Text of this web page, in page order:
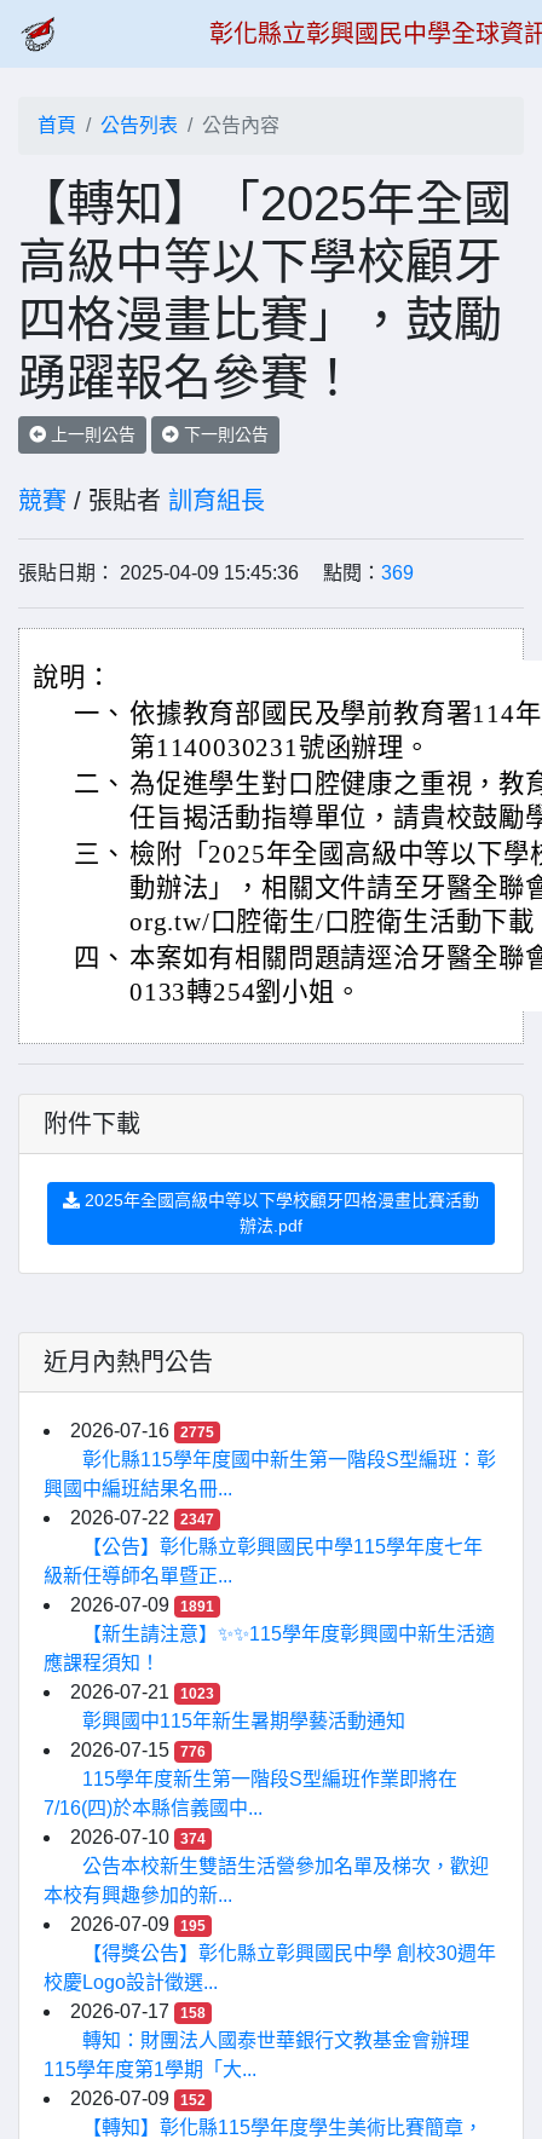
彰化縣立彰興國民中學全球資
首頁 公告列表 公告內容
【轉知】「2025年全國
高級中等以下學校顧牙
四格漫畫比賽」，鼓勵
踴躍報名參賽！
上一則公告 下一則公告
競賽 / 張貼者 訓育組長
張貼日期： 2025-04-09 15:45:36 點閱： 369
說明：
一、 依據教育部國民及學前教育署114
第1140030231號函辦理。
二、 為促進學生對口腔健康之重視，教
任旨揭活動指導單位，請貴校鼓勵
三、 檢附「2025年全國高級中等以下學
動辦法」，相關文件請至牙醫全聯
org.tw/口腔衛生/口腔衛生活動下載
四、 本案如有相關問題請逕洽牙醫全聯
0133轉254劉小姐。
附件下載
2025年全國高級中等以下學校顧牙四格漫畫比賽活動
辦法.pdf
近月內熱門公告
2026-07-16 2775
彰化縣115學年度國中新生第一階段S型編班：彰
興國中編班結果名冊...
2026-07-22
2347
【公告】彰化縣立彰興國民中學115學年度七年
級新任導師名單暨正...
2026-07-09
1891
【新生請注意】✨✨115學年度彰興國中新生活適
應課程須知！
2026-07-21
1023
彰興國中115年新生暑期學藝活動通知
2026-07-15
776
115學年度新生第一階段S型編班作業即將在
7/16(四)於本縣信義國中...
2026-07-10
374
公告本校新生雙語生活營參加名單及梯次，歡迎
本校有興趣參加的新...
2026-07-09
195
【得獎公告】彰化縣立彰興國民中學 創校30週年
校慶Logo設計徵選...
2026-07-17
158
轉知：財團法人國泰世華銀行文教基金會辦理
115學年度第1學期「大...
2026-07-09
152
【轉知】彰化縣115學年度學生美術比賽簡章，